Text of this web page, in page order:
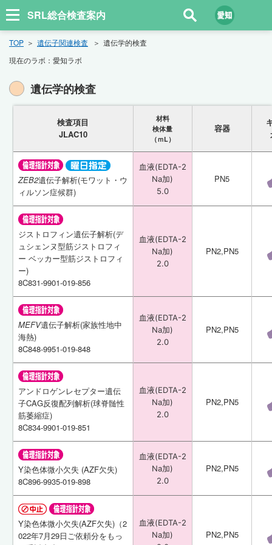
SRL総合検査案内
TOP 遺伝子関連検査
遺伝学的検査
現在のラボ： 愛知ラボ
遺伝学的検査
検査項目
JLAC10
材料
検体量
（ｍL）
容器
ZEB2遺伝子解析(モワット・ウ
ィルソン症候群)
血液(EDTA-2
Na加)
5.0
PN5
ジストロフィン遺伝子解析(デ
ュシェンヌ型筋ジストロフィ
ー ベッカー型筋ジストロフィ
ー)
8C831-9901-019-856
血液(EDTA-2
Na加)
2.0
PN2,PN5
MEFV遺伝子解析(家族性地中
海熱)
8C848-9951-019-848
血液(EDTA-2
Na加)
2.0
PN2,PN5
アンドロゲンレセプター遺伝
子CAG反復配列解析(球脊髄性
筋萎縮症)
8C834-9901-019-851
血液(EDTA-2
Na加)
2.0
PN2,PN5
Y染色体微小欠失 (AZF欠失)
8C896-9935-019-898
血液(EDTA-2
Na加)
2.0
PN2,PN5
Y染色体微小欠失(AZF欠失)（2
022年7月29日ご依頼分をもっ
血液(EDTA-2
Na加)
PN2,PN5
検査項目
JLAC10
材料
検体量
（ｍL）
容器
ZEB2遺伝子解析(モワット・ウ
ィルソン症候群)
血液(EDTA-2
Na加)
5.0
PN5
ジストロフィン遺伝子解析(デ
ュシェンヌ型筋ジストロフィ
ー ベッカー型筋ジストロフィ
ー)
8C831-9901-019-856
血液(EDTA-2
Na加)
2.0
PN2,PN5
MEFV遺伝子解析(家族性地中
海熱)
8C848-9951-019-848
血液(EDTA-2
Na加)
2.0
PN2,PN5
アンドロゲンレセプター遺伝
子CAG反復配列解析(球脊髄性
筋萎縮症)
8C834-9901-019-851
血液(EDTA-2
Na加)
2.0
PN2,PN5
Y染色体微小欠失 (AZF欠失)
8C896-9935-019-898
血液(EDTA-2
Na加)
2.0
PN2,PN5
Y染色体微小欠失(AZF欠失)（2
022年7月29日ご依頼分をもっ
血液(EDTA-2
Na加)
PN2,PN5